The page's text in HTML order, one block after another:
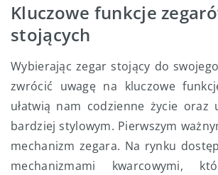
Kluczowe funkcje
stojących
Wybierając zegar stojący do
zwrócić uwagę na kluczowe
ułatwią nam codzienne życie oraz
bardziej stylowym. Pierwszym
mechanizm zegara. Na rynku
mechanizmami kwarcowymi,